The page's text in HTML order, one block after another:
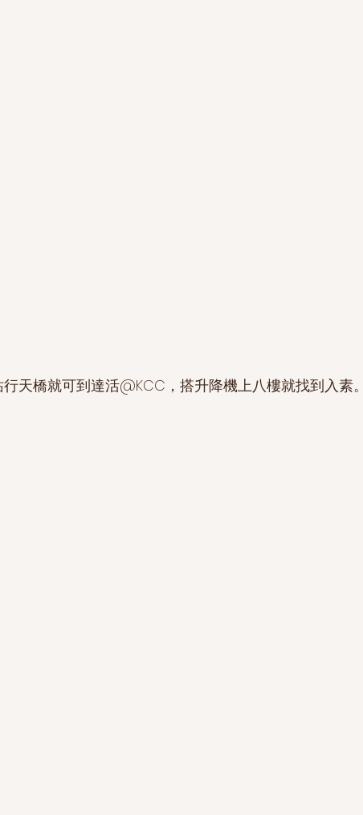
天橋就可到達活@KCC，搭升降機上八樓就找到入素。